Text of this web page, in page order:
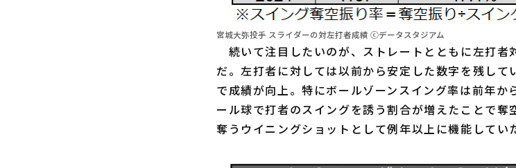
宮城大弥投手 スライダーの対左打者成績 ⓒデータスタジアム
続いて注目したいのが、ストレートとともに左打者
だ。左打者に対しては以前から安定した数字を残して
で成績が向上。特にボールゾーンスイング率は前年か
ール球で打者のスイングを誘う割合が増えたことで奪
奪うウイニングショットとして例年以上に機能してい